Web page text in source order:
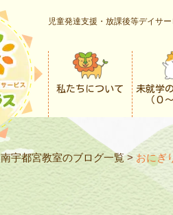
児童発達支援・放課後等デイサ
私たちについて
未就学
（０
南宇都宮教室のブログ一覧> おにぎ